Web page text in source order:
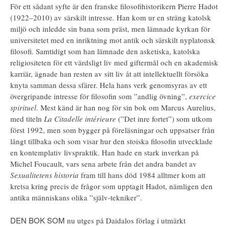
För ett sådant syfte är den franske filosofihistorikern Pierre Hadot
(1922–2010) av särskilt intresse. Han kom ur en sträng katolsk
miljö och inledde sin bana som präst, men lämnade kyrkan för
universitetet med en inriktning mot antik och särskilt nyplatonsk
filosofi. Samtidigt som han lämnade den asketiska, katolska
religiositeten för ett värdsligt liv med giftermål och en akademisk
karriär, ägnade han resten av sitt liv åt att intellektuellt försöka
knyta samman dessa sfärer. Hela hans verk genomsyras av ett
övergripande intresse för filosofin som ”andlig övning”, exercice
spirituel. Mest känd är han nog för sin bok om Marcus Aurelius,
med titeln La Citadelle intérieure (”Det inre fortet”) som utkom
först 1992, men som bygger på föreläsningar och uppsatser från
långt tillbaka och som visar hur den stoiska filosofin utvecklade
en kontemplativ livspraktik. Han hade en stark inverkan på
Michel Foucault, vars sena arbete från det andra bandet av
Sexualitetens historia fram till hans död 1984 alltmer kom att
kretsa kring precis de frågor som upptagit Hadot, nämligen den
antika människans olika ”själv-tekniker”.
DEN BOK SOM nu utges på Daidalos förlag i utmärkt